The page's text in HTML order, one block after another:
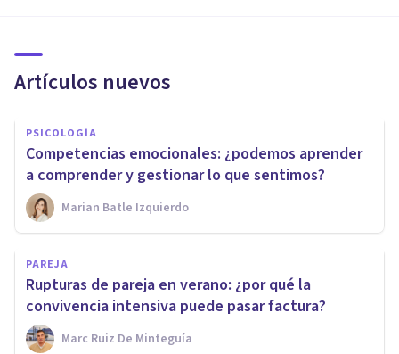
Artículos nuevos
PSICOLOGÍA
Competencias emocionales: ¿podemos aprender
a comprender y gestionar lo que sentimos?
Marian Batle Izquierdo
PAREJA
Rupturas de pareja en verano: ¿por qué la
convivencia intensiva puede pasar factura?
Marc Ruiz De Minteguía